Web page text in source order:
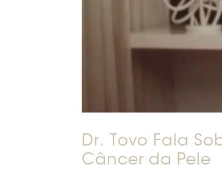
Dr. Tovo Fala
Câncer da Pele